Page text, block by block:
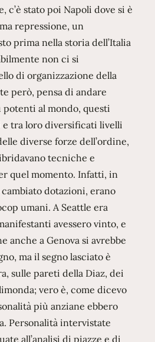
c’è stato poi Napoli dove si è
repressione, un
prima nella storia dell’Italia
non ci si
di organizzazione della
però, pensa di andare
al mondo, questi
tra loro diversificati livelli
diverse forze dell’ordine,
tecniche e
quel momento. Infatti, in
dotazioni, erano
umani. A Seattle era
avessero vinto, e
anche a Genova si avrebbe
ma il segno lasciato è
sulle pareti della Diaz, dei
vero è, come dicevo
più anziane ebbero
Personalità intervistate
all’analisi di piazze e di